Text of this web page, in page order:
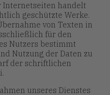
Internetseiten handelt
geschützte Werke.
von Texten in
für den
Nutzers bestimmt
Nutzung der Daten zu
der schriftlichen
unseres Dienstes